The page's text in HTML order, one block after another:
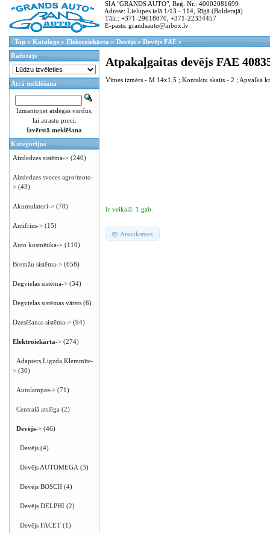
SIA "GRANDS AUTO", Reģ. Nr.: 40002081699
Adrese: Lielupes ielā 1/13 - 114, Rīgā (Bolderajā)
Tālr.: +371-29618070, +371-22334457
E-pasts: grandsauto@inbox.lv
Top » Katalogs » Elektroiekārta » Devējs » Devējs FAE »
Atpakaļgaitas devējs FAE
Vītnes izmērs - M 14x1,5 ; Kontaktu skaits - 2 ; Apvalka
Ir veikalā: 1 gab.
Atsauksmes
Ražotājs
Ātrā meklēšana
Izmantojiet atslēgas vārdus,
lai atrastu preci.
Izvērstā meklēšana
Kategorijas
Aizdedzes sistēma-> (240)
Aizdedzes sveces agro/moto-
> (43)
Akumulatori-> (78)
Antifrīzs-> (15)
Auto kosmētika-> (110)
Bremžu sistēma-> (658)
Degvielas sistēma-> (34)
Degvielas sistēmas vārsts (6)
Dzesēšanas sistēma-> (94)
Elektroiekārta-> (274)
Adapters,Ligzda,Klemmīte-
> (30)
Autolampas-> (71)
Centralā atslēga (2)
Devējs-> (46)
Devējs (4)
Devējs AUTOMEGA (3)
Devējs BOSCH (4)
Devējs DELPHI (2)
Devējs FACET (1)